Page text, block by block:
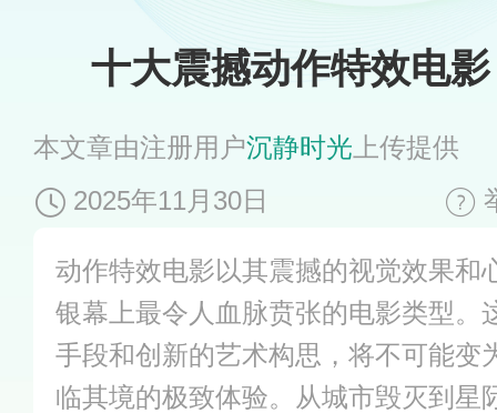
十大震撼动作特效电
本文章由注册用户沉静时光 上传提供
2025年11月30日
动作特效电影以其震撼的视觉效果和
银幕上最令人血脉贲张的电影类型。
手段和创新的艺术构思，将不可能变
临其境的极致体验。从城市毁灭到星